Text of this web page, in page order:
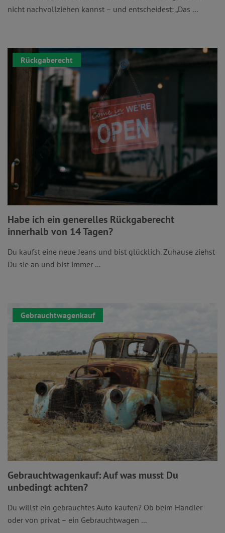
nicht nachvollziehen kannst – und entscheidest: „Das ...
Rückgaberecht
Habe ich ein generelles Rückgaberecht
innerhalb von 14 Tagen?
Du kaufst eine neue Jeans und bist glücklich. Zuhause ziehst
Du sie an und bist immer ...
Gebrauchtwagenkauf
Gebrauchtwagenkauf: Auf was musst Du
unbedingt achten?
Du willst ein gebrauchtes Auto kaufen? Ob beim Händler
oder von privat – ein Gebrauchtwagen ...